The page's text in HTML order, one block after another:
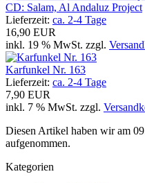
CD: Salam, Al Andaluz Project
Lieferzeit: ca. 2-4 Tage
16,90 EUR
inkl. 19 % MwSt. zzgl.
Karfunkel Nr. 163
Lieferzeit: ca. 2-4 Tage
7,90 EUR
inkl. 7 % MwSt. zzgl.
Diesen Artikel haben wir am
aufgenommen.
Kategorien